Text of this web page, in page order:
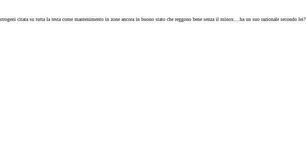
citata su tutta la testa come mantenimento in zone ancora in buono stato che reggono bene senza il minox....ha un suo razionale secondo lei?